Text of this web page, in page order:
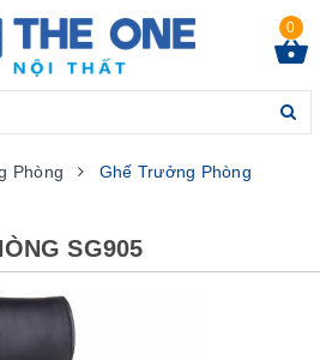
0
Phòng
Ghế Trưởng Phòng
SG905